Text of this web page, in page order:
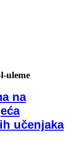
uleme
na
učenjaka